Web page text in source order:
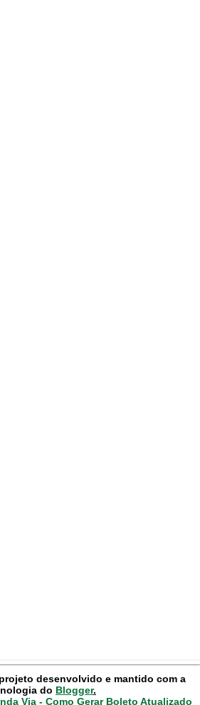
desenvolvido e mantido com a
do Blogger.
Via - Como Gerar Boleto Atualizado